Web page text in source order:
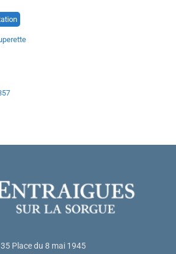
35 Place du 8 mai 1945